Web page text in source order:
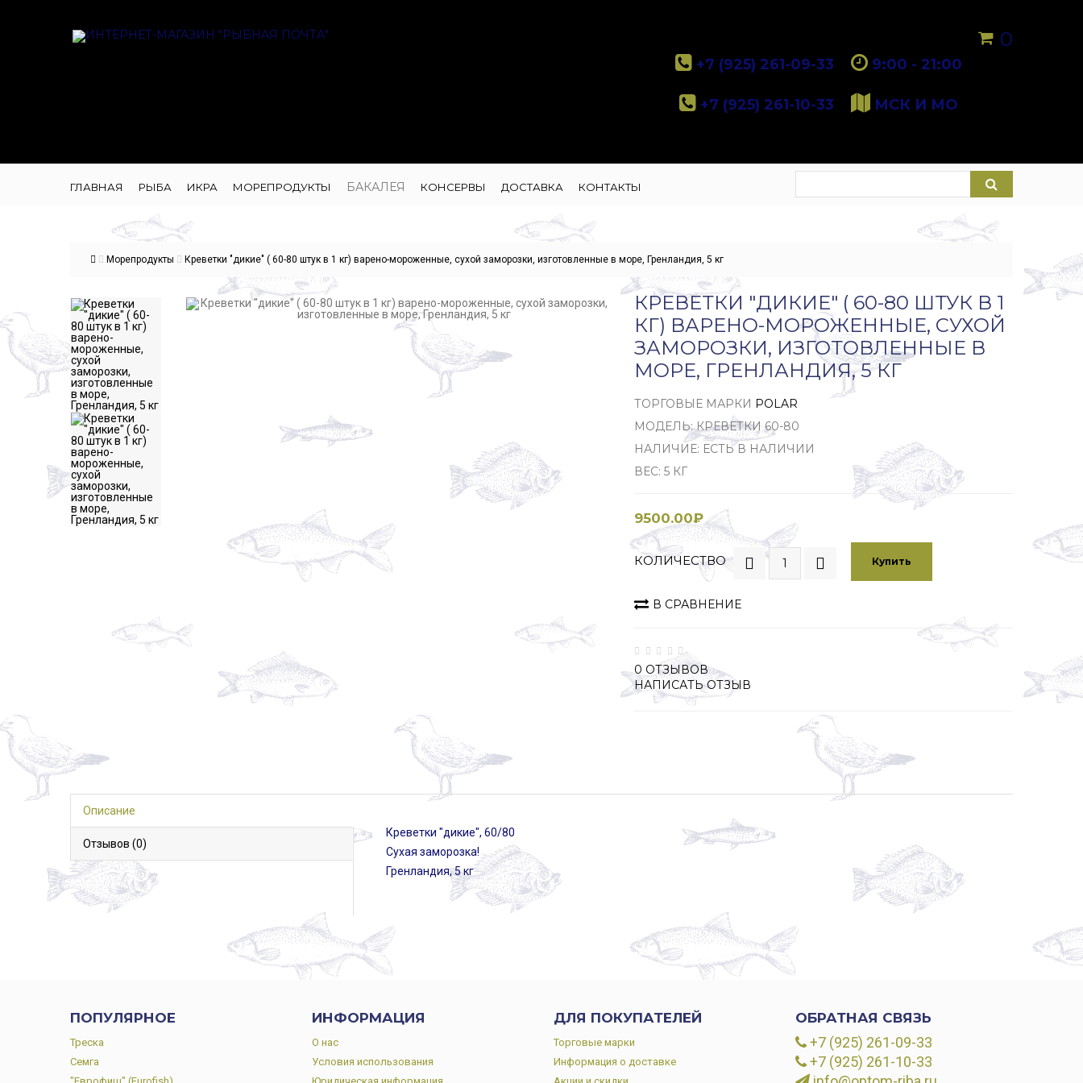
0
+7 (925) 261-09-33 9:00 - 21:00
+7 (925) 261-10-33 МСК И МО
ГЛАВНАЯ РЫБА ИКРА МОРЕПРОДУКТЫ БАКАЛЕЯ КОНСЕРВЫ ДОСТАВКА КОНТАКТЫ
Морепродукты Креветки "дикие" ( 60-80 штук в 1 кг) варено-мороженные, сухой заморозки, изготовленные в море, Гренландия, 5 кг
КРЕВЕТКИ "ДИКИЕ" ( 60-80 ШТУК В 1
КГ) ВАРЕНО-МОРОЖЕННЫЕ, СУХОЙ
ЗАМОРОЗКИ, ИЗГОТОВЛЕННЫЕ В
МОРЕ, ГРЕНЛАНДИЯ, 5 КГ
ТОРГОВЫЕ МАРКИ POLAR
МОДЕЛЬ: КРЕВЕТКИ 60-80
НАЛИЧИЕ: ЕСТЬ В НАЛИЧИИ
ВЕС: 5 КГ
9500.00₽
КОЛИЧЕСТВО Купить
В СРАВНЕНИЕ
0 ОТЗЫВОВ
НАПИСАТЬ ОТЗЫВ
Описание
Отзывов (0)
Креветки "дикие", 60/80
Сухая заморозка!
Гренландия, 5 кг
ПОПУЛЯРНОЕ
Треска
Семга
ИНФОРМАЦИЯ
О нас
Условия использования
ДЛЯ ПОКУПАТЕЛЕЙ
Торговые марки
Информация о доставке
ОБРАТНАЯ СВЯЗЬ
+7 (925) 261-09-33
+7 (925) 261-10-33